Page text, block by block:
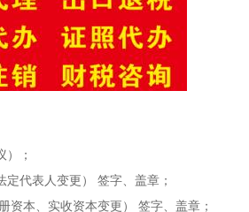
）；
代表人变更） 签字、盖章；
资本、实收资本变更） 签字、盖章；